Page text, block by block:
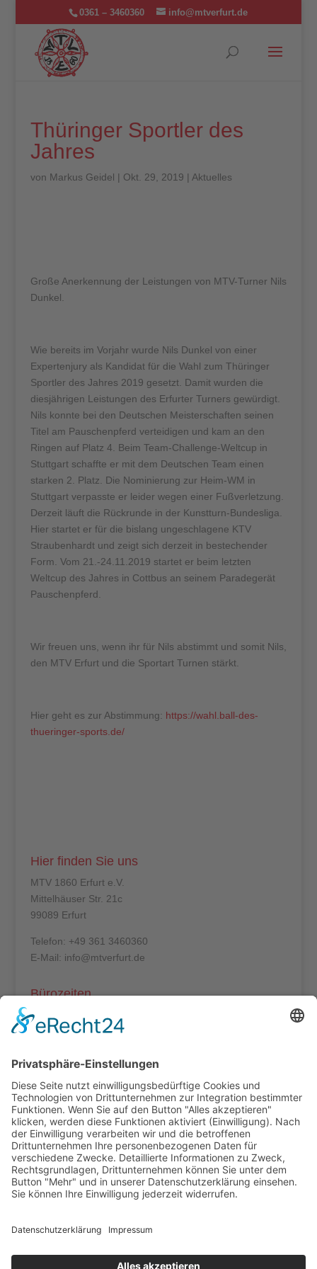
0361 – 3460360 info@mtverfurt.de
Thüringer Sportler des
Jahres
von Markus Geidel | Okt. 29, 2019 | Aktuelles
Große Anerkennung der Leistungen von MTV-Turner Nils
Dunkel.
Wie bereits im Vorjahr wurde Nils Dunkel von einer
Expertenjury als Kandidat für die Wahl zum Thüringer
Sportler des Jahres 2019 gesetzt. Damit wurden die
diesjährigen Leistungen des Erfurter Turners gewürdigt.
Nils konnte bei den Deutschen Meisterschaften seinen
Titel am Pauschenpferd verteidigen und kam an den
Ringen auf Platz 4. Beim Team-Challenge-Weltcup in
Stuttgart schaffte er mit dem Deutschen Team einen
starken 2. Platz. Die Nominierung zur Heim-WM in
Stuttgart verpasste er leider wegen einer Fußverletzung.
Derzeit läuft die Rückrunde in der Kunstturn-Bundesliga.
Hier startet er für die bislang ungeschlagene KTV
Straubenhardt und zeigt sich derzeit in bestechender
Form. Vom 21.-24.11.2019 startet er beim letzten
Weltcup des Jahres in Cottbus an seinem Paradegerät
Pauschenpferd.
Wir freuen uns, wenn ihr für Nils abstimmt und somit Nils,
den MTV Erfurt und die Sportart Turnen stärkt.
Hier geht es zur Abstimmung: https://wahl.ball-des-
thueringer-sports.de/
Hier finden Sie uns
MTV 1860 Erfurt e.V.
Mittelhäuser Str. 21c
99089 Erfurt
Telefon: +49 361 3460360
E-Mail: info@mtverfurt.de
Bürozeiten
Mo – Do: 8:00 – 14:00 Uhr
Termine außerhalb unserer Geschäftszeiten nur
nach Absprache.
Folgt uns auf facebook